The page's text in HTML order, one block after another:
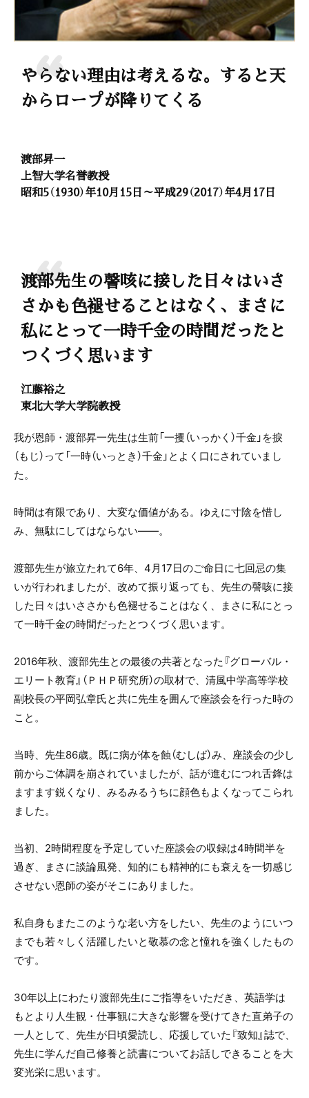
やらない理由は考えるな。すると天
からロープが降りてくる
渡部昇一
上智大学名誉教授
昭和5（1930）年10月15日～平成29（2017）年4月17日
渡部先生の謦咳に接した日々はいさ
さかも色褪せることはなく、まさに
私にとって一時千金の時間だったと
つくづく思います
江藤裕之
東北大学大学院教授
我が恩師・渡部昇一先生は生前「一攫（いっかく）千金」を捩
（もじ）って「一時（いっとき）千金」とよく口にされていまし
た。
時間は有限であり、大変な価値がある。ゆえに寸陰を惜し
み、無駄にしてはならない――。
渡部先生が旅立たれて6年、4月17日のご命日に七回忌の集
いが行われましたが、改めて振り返っても、先生の謦咳に接
した日々はいささかも色褪せることはなく、まさに私にとっ
て一時千金の時間だったとつくづく思います。
2016年秋、渡部先生との最後の共著となった『グローバル・
エリート教育』（ＰＨＰ研究所）の取材で、清風中学高等学校
副校長の平岡弘章氏と共に先生を囲んで座談会を行った時の
こと。
当時、先生86歳。既に病が体を蝕（むしば）み、座談会の少し
前からご体調を崩されていましたが、話が進むにつれ舌鋒は
ますます鋭くなり、みるみるうちに顔色もよくなってこられ
ました。
当初、2時間程度を予定していた座談会の収録は4時間半を
過ぎ、まさに談論風発、知的にも精神的にも衰えを一切感じ
させない恩師の姿がそこにありました。
私自身もまたこのような老い方をしたい、先生のようにいつ
までも若々しく活躍したいと敬慕の念と憧れを強くしたもの
です。
30年以上にわたり渡部先生にご指導をいただき、英語学は
もとより人生観・仕事観に大きな影響を受けてきた直弟子の
一人として、先生が日頃愛読し、応援していた『致知』誌で、
先生に学んだ自己修養と読書についてお話しできることを大
変光栄に思います。